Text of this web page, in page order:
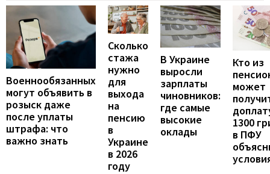
Военнообязанных
могут объявить в
розыск даже
после уплаты
штрафа: что
важно знать
Сколько
стажа
нужно
для
выхода
на
пенсию
в
Украине
в 2026
году
В Украине
выросли
зарплаты
чиновников:
где самые
высокие
оклады
Кто из
может
1300
в ПФУ